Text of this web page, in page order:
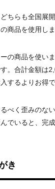
ちらも全国展
商品を使用しま
の商品を使い
。合計金額は
するよりお得で
べく歪みのな
でいると、完
き